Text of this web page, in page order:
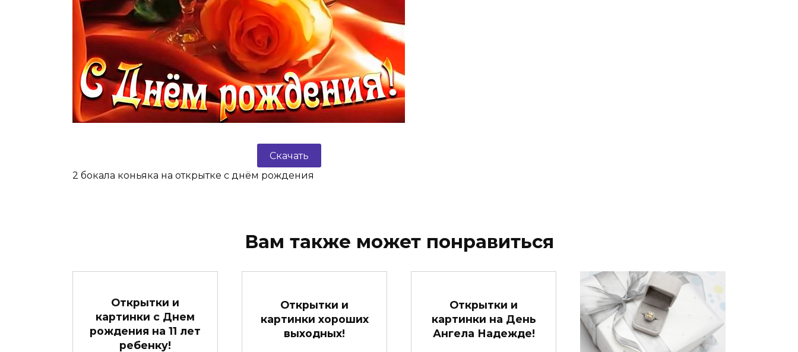
Скачать
2 бокала коньяка на открытке с днём рождения
Вам также может понравиться
Открытки и
картинки с Днем
рождения на 11 лет
ребенку!
Открытки и
картинки хороших
выходных!
Открытки и
картинки на День
Ангела Надежде!